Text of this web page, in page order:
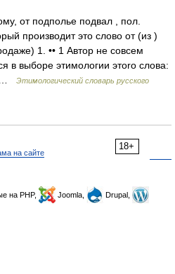
от подполье подвал , пол.
производит это слово от (из )
1. •• 1 Автор не совсем
в выборе этимологии этоrо слова:
…
Этимологический словарь русского
18+
на сайте
на PHP, Joomla,
Drupal,